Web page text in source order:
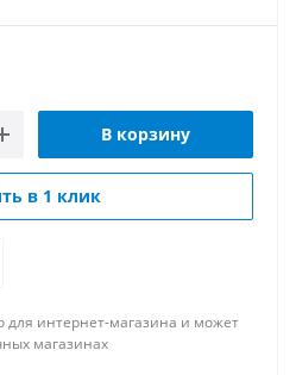
В корзину
в 1 клик
для интернет-магазина и может
магазинах